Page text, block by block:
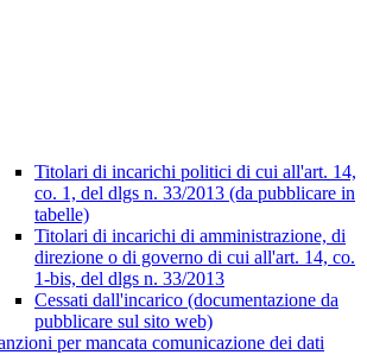
Titolari di incarichi politici di cui all'art. 14,
co. 1, del dlgs n. 33/2013 (da pubblicare in
tabelle)
Titolari di incarichi di amministrazione, di
direzione o di governo di cui all'art. 14, co.
1-bis, del dlgs n. 33/2013
Cessati dall'incarico (documentazione da
pubblicare sul sito web)
per mancata comunicazione dei dati